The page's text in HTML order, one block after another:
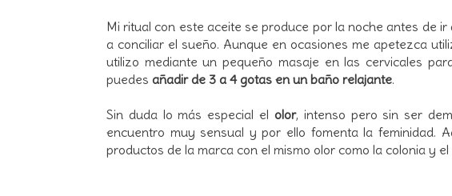
Mi ritual con este aceite se produce por la noche antes de ir
a conciliar el sueño. Aunque en ocasiones me apetezca
utilizo mediante un pequeño masaje en las cervicales
puedes añadir de 3 a 4 gotas en un baño relajante.
Sin duda lo más especial el olor, intenso pero sin ser
encuentro muy sensual y por ello fomenta la feminidad.
productos de la marca con el mismo olor como la colonia y el